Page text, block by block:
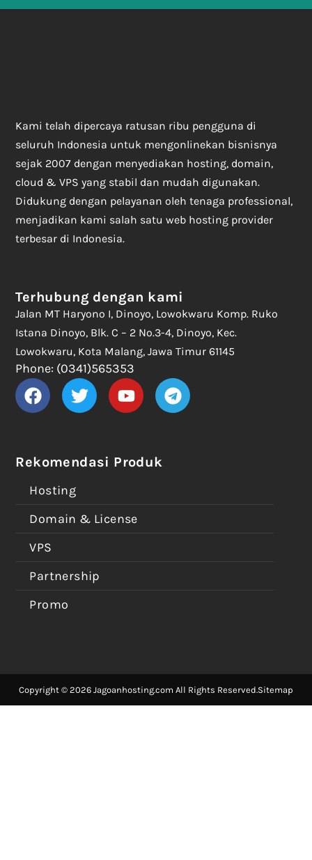
Kami telah dipercaya ratusan ribu pengguna di
seluruh Indonesia untuk mengonlinekan bisnisnya
sejak 2007 dengan menyediakan hosting, domain,
cloud & VPS yang stabil dan mudah digunakan.
Didukung dengan pelayanan oleh tenaga professional,
menjadikan kami salah satu web hosting provider
terbesar di Indonesia.
Rekomendasi Produk
Hosting
Domain & License
VPS
Partnership
Promo
Terhubung dengan kami
Jalan MT Haryono I, Dinoyo, Lowokwaru Komp. Ruko
Istana Dinoyo, Blk. C – 2 No.3-4, Dinoyo, Kec.
Lowokwaru, Kota Malang, Jawa Timur 61145
Phone: (0341)565353
Copyright © 2026 Jagoanhosting.com All Rights Reserved.Sitemap